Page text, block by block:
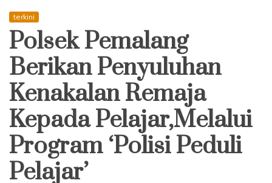
terkini
Polsek Pemalang
Berikan Penyuluhan
Kenakalan Remaja
Kepada Pelajar,Melalui
Program ‘Polisi Peduli
Pelajar’